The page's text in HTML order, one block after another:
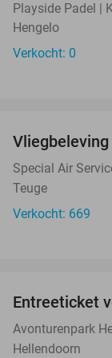
Playside Padel |
Hengelo
Verkocht: 0
Special Air
Teuge
Verkocht: 669
Entreeticket
Avonturenpark
Hellendoorn